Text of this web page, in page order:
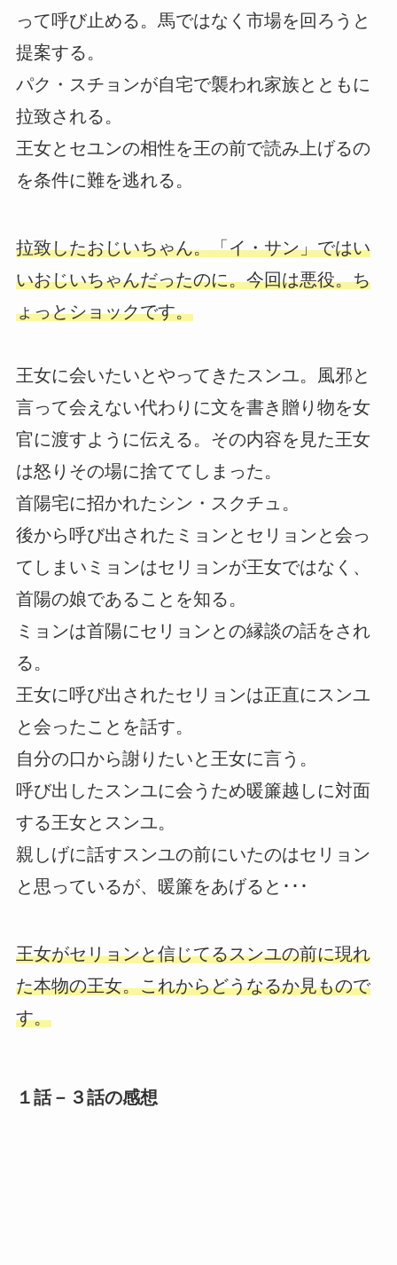
って呼び止める。馬ではなく市場を回ろうと
提案する。
パク・スチョンが自宅で襲われ家族とともに
拉致される。
王女とセユンの相性を王の前で読み上げるの
を条件に難を逃れる。
拉致したおじいちゃん。「イ・サン」ではい
いおじいちゃんだったのに。今回は悪役。ち
ょっとショックです。
王女に会いたいとやってきたスンユ。風邪と
言って会えない代わりに文を書き贈り物を女
官に渡すように伝える。その内容を見た王女
は怒りその場に捨ててしまった。
首陽宅に招かれたシン・スクチュ。
後から呼び出されたミョンとセリョンと会っ
てしまいミョンはセリョンが王女ではなく、
首陽の娘であることを知る。
ミョンは首陽にセリョンとの縁談の話をされ
る。
王女に呼び出されたセリョンは正直にスンユ
と会ったことを話す。
自分の口から謝りたいと王女に言う。
呼び出したスンユに会うため暖簾越しに対面
する王女とスンユ。
親しげに話すスンユの前にいたのはセリョン
と思っているが、暖簾をあげると･･･
王女がセリョンと信じてるスンユの前に現れ
た本物の王女。これからどうなるか見もので
す。
１話－３話の感想